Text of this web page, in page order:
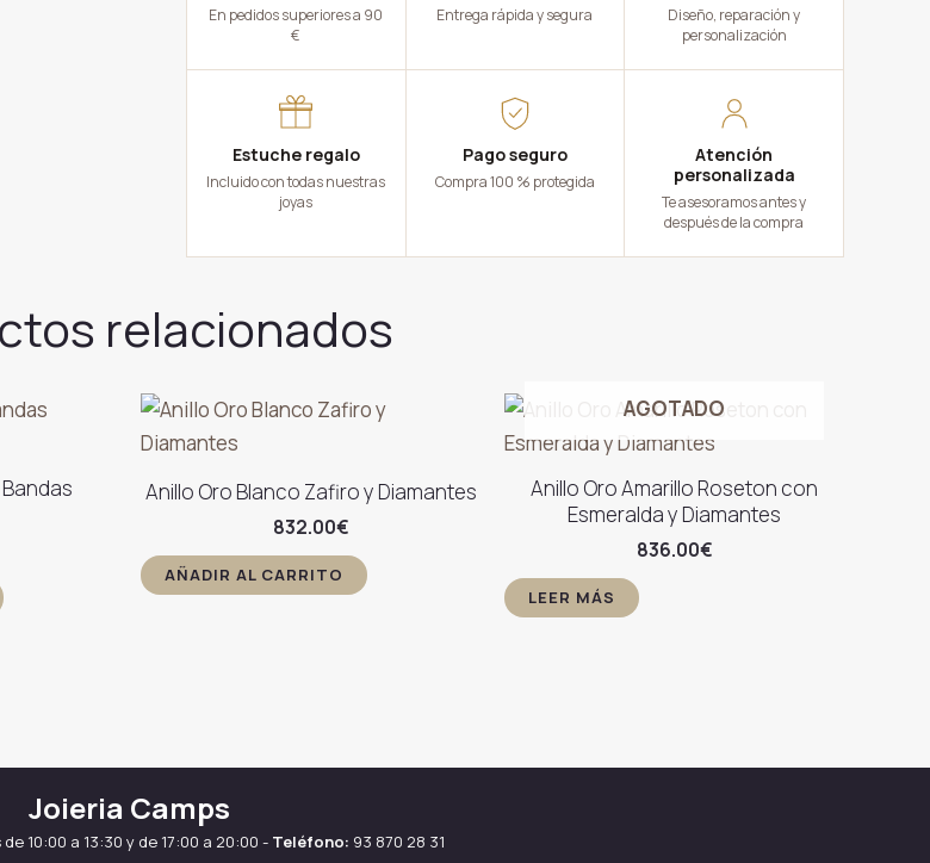
En pedidos superiores a 90
€
Entrega rápida y segura
Diseño, reparación y
personalización
Estuche regalo
Incluido con todas nuestras
joyas
Pago seguro
Compra 100 % protegida
Atención
personalizada
Te asesoramos antes y
después de la compra
relacionados
Anillo Oro Blanco Zafiro y Diamantes
832.00€
AÑADIR AL CARRITO
AGOTADO
Anillo Oro Amarillo Roseton con
Esmeralda y Diamantes
836.00€
LEER MÁS
Joieria Camps
10:00 a 13:30 y de 17:00 a 20:00 - Teléfono: 93 870 28 31